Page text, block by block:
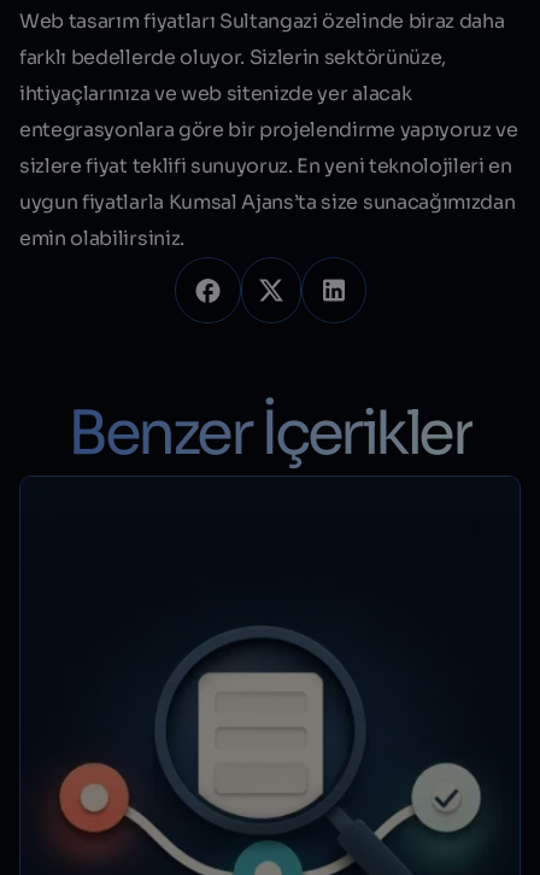
Web tasarım fiyatları Sultangazi özelinde biraz daha
farklı bedellerde oluyor. Sizlerin sektörünüze,
ihtiyaçlarınıza ve web sitenizde yer alacak
entegrasyonlara göre bir projelendirme yapıyoruz ve
sizlere fiyat teklifi sunuyoruz. En yeni teknolojileri en
uygun fiyatlarla Kumsal Ajans’ta size sunacağımızdan
emin olabilirsiniz.
Benzer İçerikler